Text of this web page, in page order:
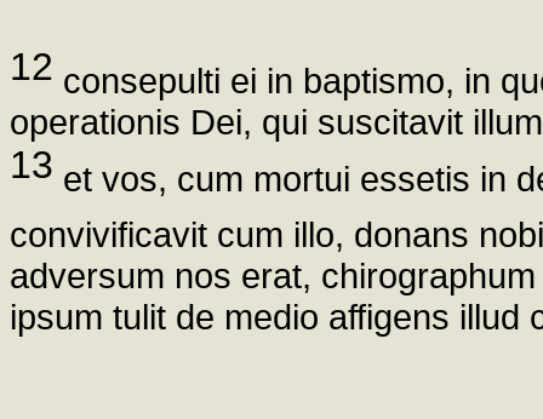
12 consepulti ei in baptismo, in
operationis Dei, qui suscitavit
13 et vos, cum mortui essetis in
convivificavit cum illo, donans
adversum nos erat,
ipsum tulit de medio affigens illud